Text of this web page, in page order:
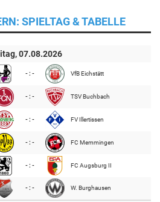
SPIELTAG & TABELLE
07.08.2026
- : - VfB Eichstätt
- : - TSV Buchbach
- : - FV Illertissen
- : - FC Memmingen
- : - FC Augsburg II
- : - W. Burghausen